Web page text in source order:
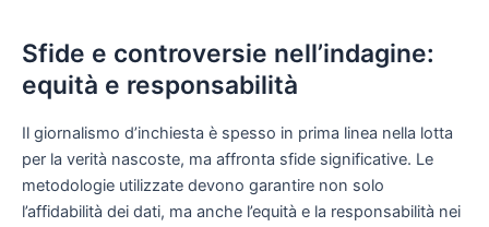
Sfide e controversie nell’indagine:
equità e responsabilità
Il giornalismo d’inchiesta è spesso in prima linea nella lotta
per la verità nascoste, ma affronta sfide significative. Le
metodologie utilizzate devono garantire non solo
l’affidabilità dei dati, ma anche l’equità e la responsabilità nei